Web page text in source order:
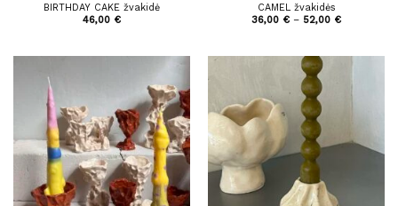
BIRTHDAY CAKE žvakidė
46,00 €
CAMEL žvakidės
36,00 € – 52,00 €Price
52,00 €